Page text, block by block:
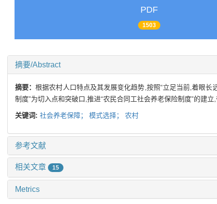
PDF
1503
摘要/Abstract
摘要：根据农村人口特点及其发展变化趋势,按照“立足当前,着眼
制度”为切入点和突破口,推进“农民合同工社会养老保险制度”的建
关键词: 社会养老保障； 模式选择； 农村
参考文献
相关文章 15
Metrics